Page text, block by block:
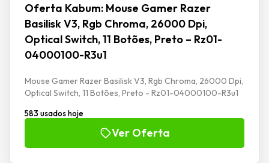
Oferta Kabum: Mouse Gamer Razer
Basilisk V3, Rgb Chroma, 26000 Dpi,
Optical Switch, 11 Botões, Preto – Rz01-
04000100-R3u1
Mouse Gamer Razer Basilisk V3, Rgb Chroma, 26000 Dpi,
Optical Switch, 11 Botões, Preto - Rz01-04000100-R3u1
583 usados hoje
Ver Oferta